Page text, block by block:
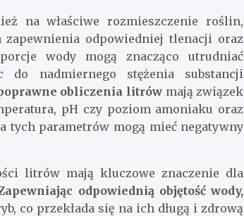
na właściwe rozmieszczenie roślin,
odpowiedniej tlenacji oraz
wody mogą znacząco utrudniać
do nadmiernego stężenia substancji
obliczenia litrów mają związek
pH czy poziom amoniaku oraz
tych parametrów mogą mieć negatywny
litrów mają kluczowe znaczenie dla
odpowiednią objętość wody,
co przekłada się na ich długą i zdrową